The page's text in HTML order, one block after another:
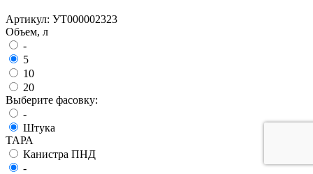
Артикул: УТ000002323
Объем, л
-
5
10
20
Выберите фасовку:
-
Штука
ТАРА
Канистра ПНД
-